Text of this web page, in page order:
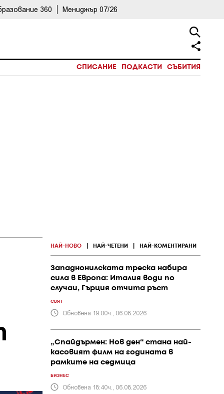
360 Мениджър 07/26
СПИСАНИЕ ПОДКАСТИ СЪБИТИЯ
НАЙ-НОВО НАЙ-ЧЕТЕНИ НАЙ-КОМЕНТИРАНИ
Западнонилската треска набира
сила в Европа: Италия води по
случаи, Гърция отчита ръст
СВЯТ
Обновена 19:00ч., 06.08.2026
„Спайдърмен: Нов ден“ стана най-
касовият филм на годината в
рамките на седмица
БИЗНЕС
Обновена 18:40ч., 06.08.2026